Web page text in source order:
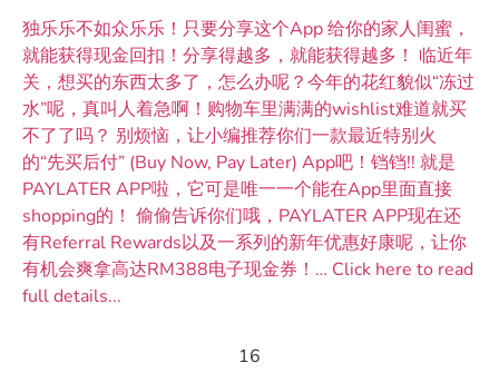
独乐乐不如众乐乐！只要分享这个App 给你的家人闺蜜，
就能获得现金回扣！分享得越多，就能获得越多！ 临近年
关，想买的东西太多了，怎么办呢？今年的花红貌似“冻过
水”呢，真叫人着急啊！购物车里满满的wishlist难道就买
不了了吗？ 别烦恼，让小编推荐你们一款最近特别火
的“先买后付” (Buy Now, Pay Later) App吧！铛铛!! 就是
PAYLATER APP啦，它可是唯一一个能在App里面直接
shopping的！ 偷偷告诉你们哦，PAYLATER APP现在还
有Referral Rewards以及一系列的新年优惠好康呢，让你
有机会爽拿高达RM388电子现金券！… Click here to read
full details...
16